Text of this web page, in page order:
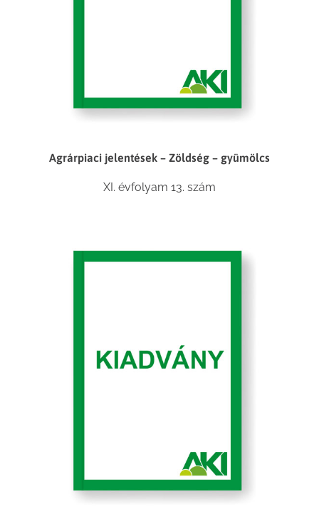
Agrárpiaci jelentések – Zöldség – gyümölcs
XI. évfolyam 13. szám